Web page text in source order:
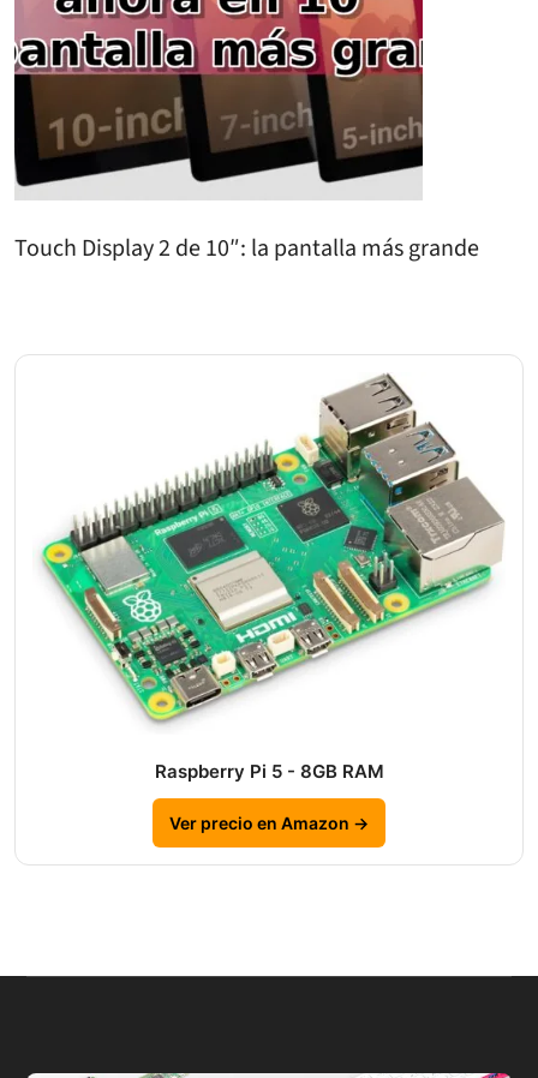
Touch Display 2 de 10″: la pantalla más grande
Raspberry Pi 5 - 8GB RAM
Ver precio en Amazon →